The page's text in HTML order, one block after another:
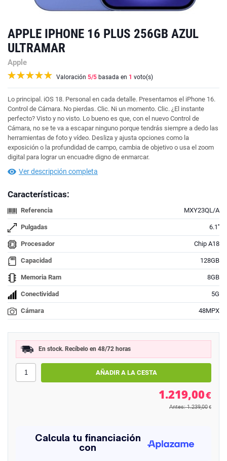
APPLE IPHONE 16 PLUS 256GB AZUL
ULTRAMAR
Apple
Valoración 5/5 basada en 1 voto(s)
Lo principal. iOS 18. Personal en cada detalle. Presentamos el iPhone 16.
Control de Cámara. No pierdas. Clic. Ni un momento. Clic. ¿El instante
perfecto? Visto y no visto. Lo bueno es que, con el nuevo Control de
Cámara, no se te va a escapar ninguno porque tendrás siempre a dedo las
herramientas de foto y vídeo. Desliza y ajusta opciones como la
exposición o la profundidad de campo, cambia de objetivo o usa el zoom
digital para lograr un encuadre digno de enmarcar.
Ver descripción completa
Características:
Referencia MXY23QL/A
Pulgadas 6.1''
Procesador Chip A18
Capacidad 128GB
Memoria Ram 8GB
Conectividad 5G
Cámara 48MPX
En stock. Recíbelo en 48/72 horas
1.219,00€
Antes: 1.239,00 €